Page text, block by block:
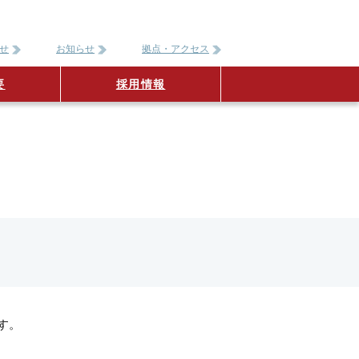
お知らせ 拠点・アクセス
採用情報
。